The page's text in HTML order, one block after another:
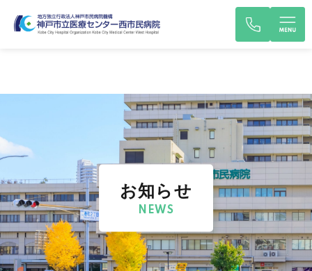
お知らせ
NEWS